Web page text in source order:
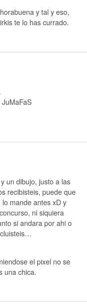
y tal y eso,
te lo has currado.
un dibujo, justo a las
recibisteis, puede que
mande antes xD y
ni siquiera
si andara por ahi o
el pixel no se
una chica.